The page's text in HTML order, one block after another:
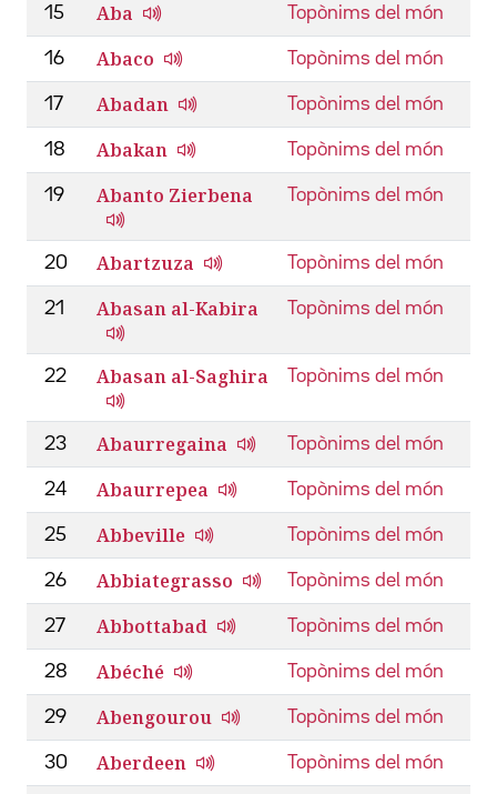
15 Aba Topònims del món
16 Abaco Topònims del món
17 Abadan Topònims del món
18 Abakan Topònims del món
19 Abanto Zierbena Topònims del món
20 Abartzuza Topònims del món
21 Abasan al-Kabira Topònims del món
22 Abasan al-Saghira Topònims del món
23 Abaurregaina Topònims del món
24 Abaurrepea Topònims del món
25 Abbeville Topònims del món
26 Abbiategrasso Topònims del món
27 Abbottabad Topònims del món
28 Abéché Topònims del món
29 Abengourou Topònims del món
30 Aberdeen Topònims del món